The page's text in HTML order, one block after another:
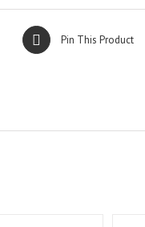
Pin This Product